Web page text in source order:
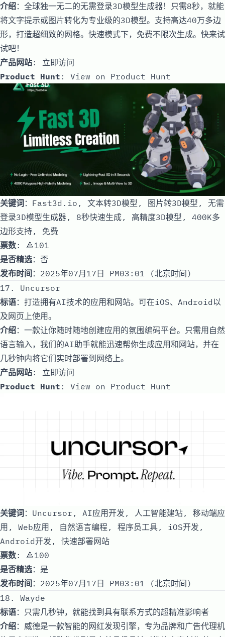
介绍：全球独一无二的无需登录3D模型生成器！只需8秒，就能
将文字提示或图片转化为专业级的3D模型。支持高达40万多边
形，打造超细致的网格。快速模式下，免费不限次生成。快来试
试吧！
产品网站: 立即访问
Product Hunt : View on Product Hunt
关键词：Fast3d.io, 文本转3D模型, 图片转3D模型, 无需
登录3D模型生成器, 8秒快速生成, 高精度3D模型, 400K多
边形支持, 免费
票数: 🔺101
是否精选：否
发布时间 ：2025年07月17日 PM03:01 (北京时间)
17. Uncursor
标语：打造拥有AI技术的应用和网站。可在iOS、Android以
及网页上使用。
介绍：一款让你随时随地创建应用的氛围编码平台。只需用自然
语言输入，我们的AI助手就能迅速帮你生成应用和网站，并在
几秒钟内将它们实时部署到网络上。
产品网站: 立即访问
Product Hunt : View on Product Hunt
关键词：Uncursor, AI应用开发, 人工智能建站, 移动端应
用, Web应用, 自然语言编程, 程序员工具, iOS开发,
Android开发, 快速部署网站
票数: 🔺100
是否精选：是
发布时间 ：2025年07月17日 PM03:01 (北京时间)
18. Wayde
标语：只需几秒钟，就能找到具有联系方式的超精准影响者
介绍：威德是一款智能的网红发现引擎，专为品牌和广告代理机